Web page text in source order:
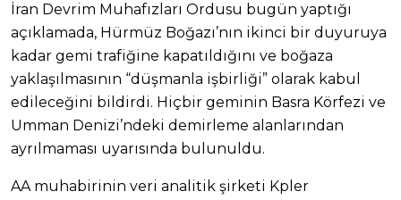
İran Devrim Muhafızları Ordusu bugün yaptığı
açıklamada, Hürmüz Boğazı’nın ikinci bir duyuruya
kadar gemi trafiğine kapatıldığını ve boğaza
yaklaşılmasının “düşmanla işbirliği” olarak kabul
edileceğini bildirdi. Hiçbir geminin Basra Körfezi ve
Umman Denizi’ndeki demirleme alanlarından
ayrılmaması uyarısında bulunuldu.
AA muhabirinin veri analitik şirketi Kpler